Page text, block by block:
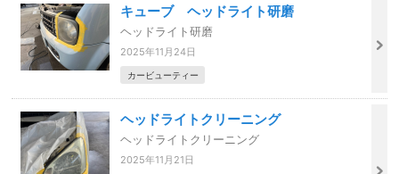
キューブ ヘッドライト研磨
ヘッドライト研磨
2025年11月24日
カービューティー
ヘッドライトクリーニング
ヘッドライトクリーニング
2025年11月21日